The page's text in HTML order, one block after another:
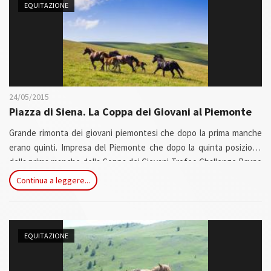
EQUITAZIONE
24/05/2015
Piazza di Siena. La Coppa dei Giovani al Piemonte
Grande rimonta dei giovani piemontesi che dopo la prima manche
erano quinti. Impresa del Piemonte che dopo la quinta posizione
della prima manche della Coppa dei Giovani Trofeo Challenge Bruno
Scolari , nella mattina di domenica 24 maggio, giornata di chiusura
dello CSIO5* di Roma Piazza di Siena-Master Fratelli d'Inzeo, ha
Continua a leggere...
EQUITAZIONE